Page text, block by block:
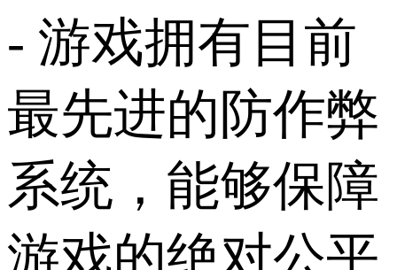
- 游戏拥有目前
最先进的防作弊
系统，能够保障
游戏的绝对公平